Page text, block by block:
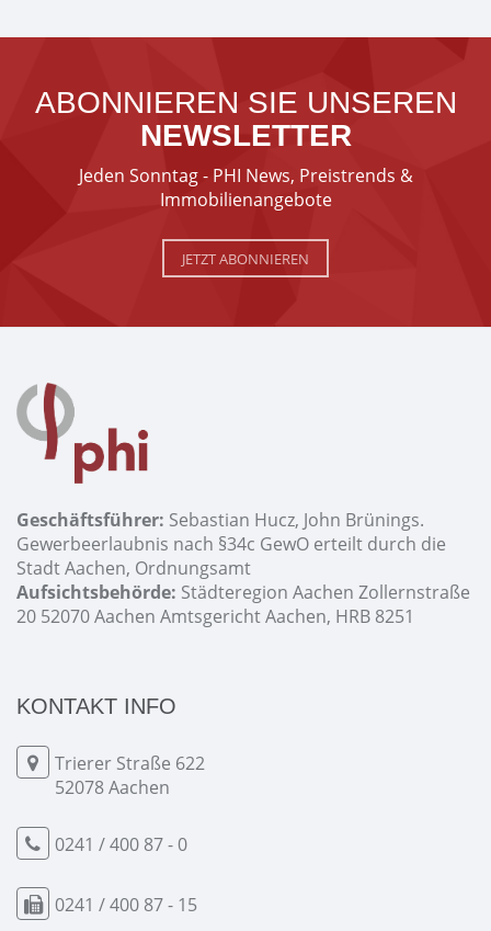
ABONNIEREN SIE UNSEREN
NEWSLETTER
Jeden Sonntag - PHI News, Preistrends &
Immobilienangebote
JETZT ABONNIEREN
Geschäftsführer: Sebastian Hucz, John Brünings.
Gewerbeerlaubnis nach §34c GewO erteilt durch die
Stadt Aachen, Ordnungsamt
Aufsichtsbehörde: Städteregion Aachen Zollernstraße
20 52070 Aachen Amtsgericht Aachen, HRB 8251
KONTAKT INFO
Trierer Straße 622
52078 Aachen
0241 / 400 87 - 0
0241 / 400 87 - 15